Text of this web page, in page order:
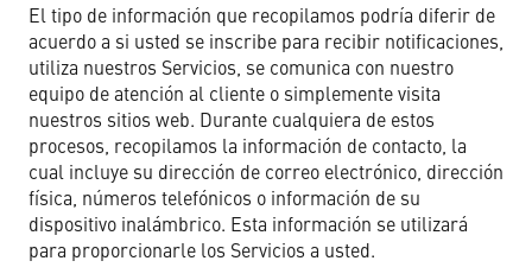
El tipo de información que recopilamos podría diferir de
acuerdo a si usted se inscribe para recibir notificaciones,
utiliza nuestros Servicios, se comunica con nuestro
equipo de atención al cliente o simplemente visita
nuestros sitios web. Durante cualquiera de estos
procesos, recopilamos la información de contacto, la
cual incluye su dirección de correo electrónico, dirección
física, números telefónicos o información de su
dispositivo inalámbrico. Esta información se utilizará
para proporcionarle los Servicios a usted.